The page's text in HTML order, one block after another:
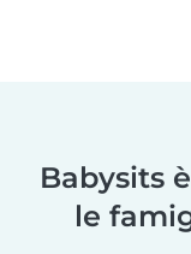
Babysits
le